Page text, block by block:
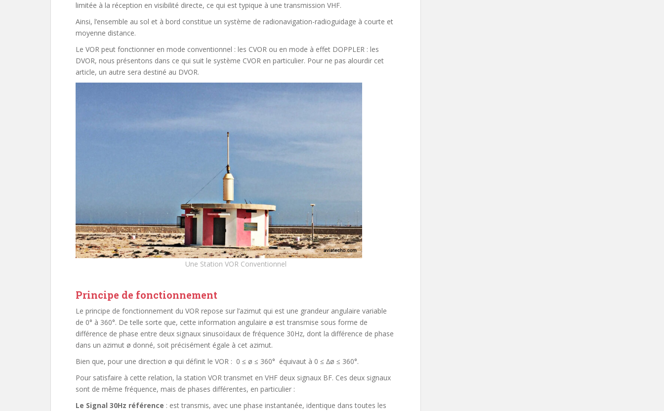
limitée à la réception en visibilité directe, ce qui est typique à une transmission VHF.
Ainsi, l’ensemble au sol et à bord constitue un système de radionavigation-radioguidage à courte et
moyenne distance.
Le VOR peut fonctionner en mode conventionnel : les CVOR ou en mode à effet DOPPLER : les
DVOR, nous présentons dans ce qui suit le système CVOR en particulier. Pour ne pas alourdir cet
article, un autre sera destiné au DVOR.
Une Station VOR Conventionnel
Principe de fonctionnement
Le principe de fonctionnement du VOR repose sur l’azimut qui est une grandeur angulaire variable
de 0° à 360°. De telle sorte que, cette information angulaire ø est transmise sous forme de
différence de phase entre deux signaux sinusoïdaux de fréquence 30Hz, dont la différence de phase
dans un azimut ø donné, soit précisément égale à cet azimut.
Bien que, pour une direction ø qui définit le VOR : 0 ≤ ø ≤ 360° équivaut à 0 ≤ ∆ø ≤ 360°.
Pour satisfaire à cette relation, la station VOR transmet en VHF deux signaux BF. Ces deux signaux
sont de même fréquence, mais de phases différentes, en particulier :
Le Signal 30Hz référence : est transmis, avec une phase instantanée, identique dans toutes les